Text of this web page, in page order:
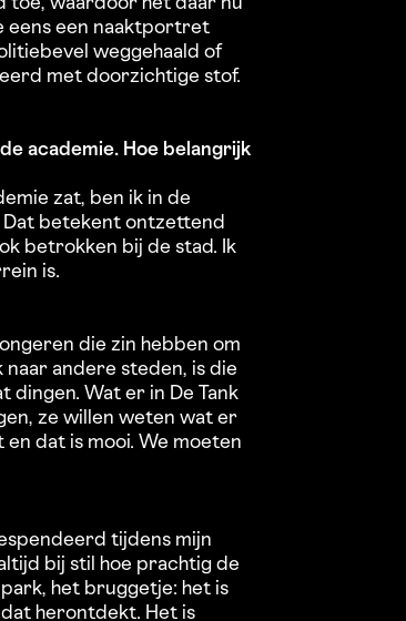
toe, waardoor het daar nu
eens een naaktportret
weggehaald of
met doorzichtige stof.
academie. Hoe belangrijk
zat, ben ik in de
Dat betekent ontzettend
betrokken bij de stad. Ik
is.
die zin hebben om
naar andere steden, is die
dingen. Wat er in De Tank
ze willen weten wat er
dat is mooi. We moeten
tijdens mijn
bij stil hoe prachtig de
het bruggetje: het is
herontdekt. Het is